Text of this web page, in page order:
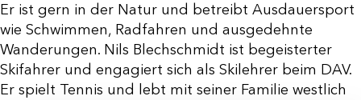
Er ist gern in der Natur und betreibt Ausdauersport
wie Schwimmen, Radfahren und ausgedehnte
Wanderungen. Nils Blechschmidt ist begeisterter
Skifahrer und engagiert sich als Skilehrer beim DAV.
Er spielt Tennis und lebt mit seiner Familie westlich